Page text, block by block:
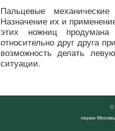
Пальцевые
Назначение их и
этих ножниц
относительно друг друга
возможность делать
ситуации.
©
парки